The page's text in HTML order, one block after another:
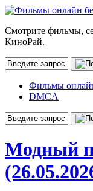
Смотрите фильмы,
КиноРай.
Фильмы
DMCA
Модный